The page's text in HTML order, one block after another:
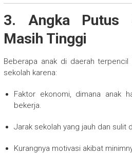
3. Angka Putus
Masih Tinggi
Beberapa anak di daerah terpencil
sekolah karena:
Faktor ekonomi, dimana anak
bekerja.
Jarak sekolah yang jauh dan sulit
Kurangnya motivasi akibat